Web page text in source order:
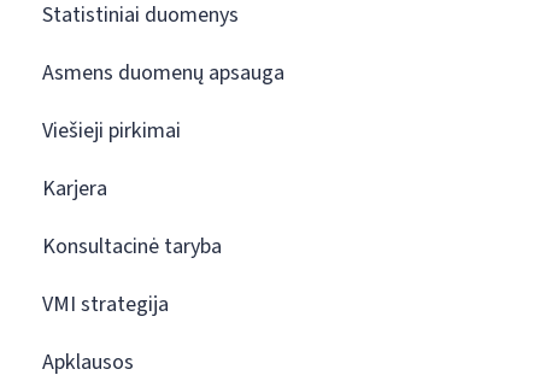
Statistiniai duomenys
Asmens duomenų apsauga
Viešieji pirkimai
Karjera
Konsultacinė taryba
VMI strategija
Apklausos